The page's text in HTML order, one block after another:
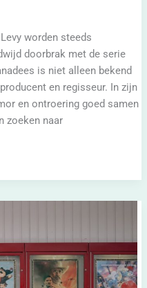
worden steeds
doorbrak met de serie
is niet alleen bekend
en regisseur. In zijn
en ontroering goed samen
zoeken naar